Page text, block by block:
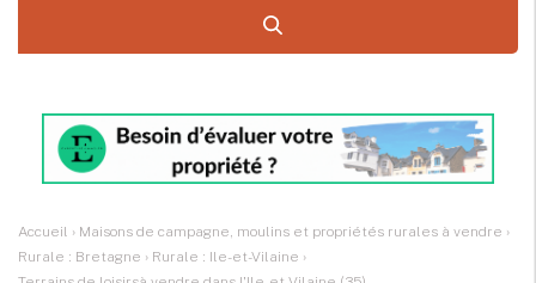
Accueil › Maisons de campagne, moulins et propriétés rurales à vendre ›
Rurale : Bretagne › Rurale : Ile-et-Vilaine ›